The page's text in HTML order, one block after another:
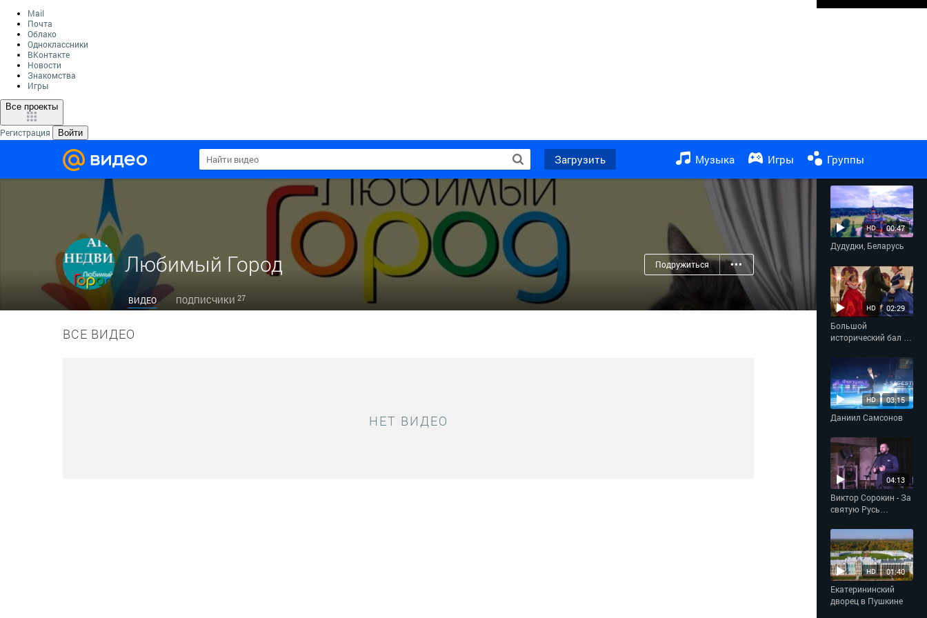
Mail
Почта
Облако
Одноклассники
ВКонтакте
Новости
Знакомства
Игры
Все проекты
Регистрация Войти
Загрузить Музыка Игры Группы
Любимый Город Подружиться •••
ВИДЕО ПОДПИСЧИКИ 27
ВСЕ ВИДЕО
НЕТ ВИДЕО
Мы к вам заехали
на час
00:47
HD
Дудудки, Беларусь
02:29
HD
Большой
исторический бал в
«Талион»
03:15
HD
Даниил Самсонов
04:13
Виктор Сорокин - За
святую Русь
01:40
HD
Екатерининский
дворец в Пушкине